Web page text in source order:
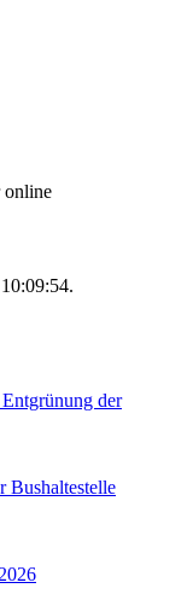
online
der
Bushaltestelle